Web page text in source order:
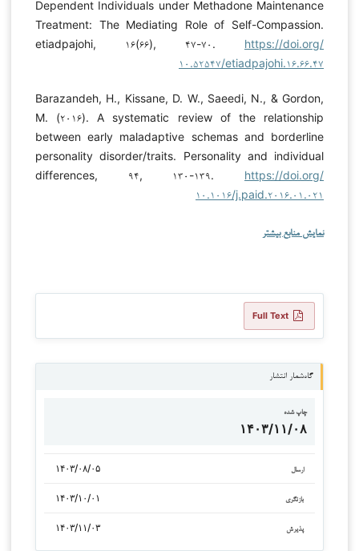
Dependent Individuals under Methadone Maintenance
Treatment: The Mediating Role of Self-Compassion.
etiadpajohi, ۱۶(۶۶), ۴۷-۷۰. https://doi.org/
۱۰.۵۲۵۴۷/etiadpajohi.۱۶.۶۶.۴۷
Barazandeh, H., Kissane, D. W., Saeedi, N., & Gordon,
M. (۲۰۱۶). A systematic review of the relationship
between early maladaptive schemas and borderline
personality disorder/traits. Personality and individual
differences, ۹۴, ۱۳۰-۱۳۹. https://doi.org/
۱۰.۱۰۱۶/j.paid.۲۰۱۶.۰۱.۰۲۱
نمایش منابع بیشتر
Full Text
گاه‌شمار انتشار
چاپ شده
۱۴۰۳/۱۱/۰۸
ارسال ۱۴۰۳/۰۸/۰۵
بازنگری ۱۴۰۳/۱۰/۰۱
پذیرش ۱۴۰۳/۱۱/۰۳